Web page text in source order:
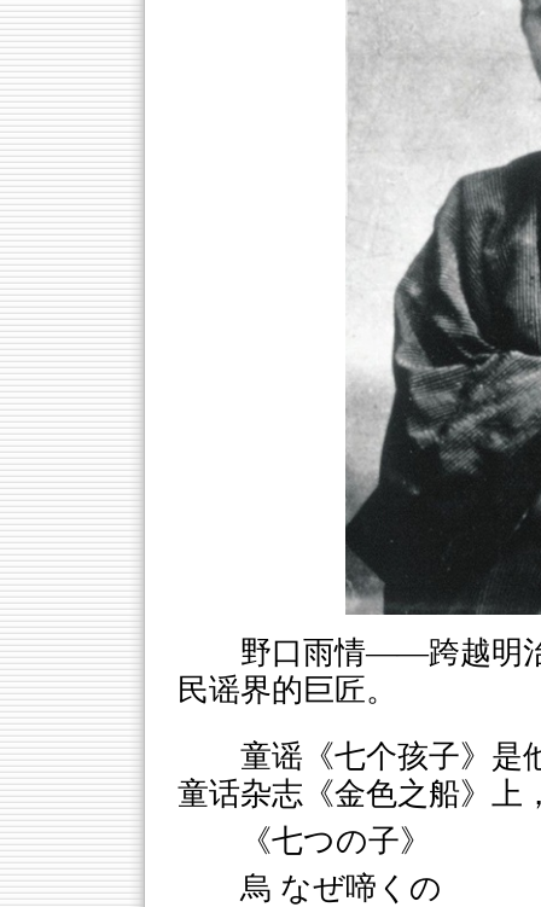
野口雨情——跨越明
民谣界的巨匠。
童谣《七个孩子》是
童话杂志《金色之船》上
《七つの子》
烏 なぜ啼くの